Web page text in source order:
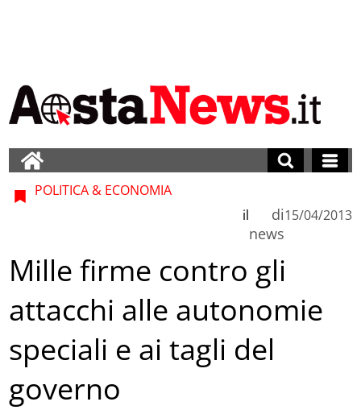
POLITICA & ECONOMIA
di
news
il 15/04/2013
Mille firme contro gli
attacchi alle autonomie
speciali e ai tagli del
governo